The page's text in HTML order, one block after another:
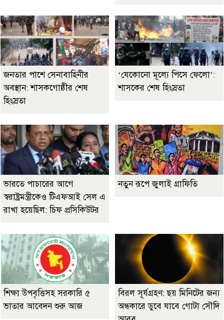
জনতার পাশে সেনাবাহিনীর
অবস্থান: শাসকগোষ্ঠীর শেষ
হিংস্রতা
‘যেকোনো মূল্যে পিসে ফেলো’:
শাসকের শেষ হিংস্রতা
ভারতে পাচারের আগে
স্বরাষ্ট্রমন্ত্রীকেও টিএফআই সেল এ
রাখা হয়েছিল: চিফ প্রসিকিউটর
নতুন রূপে জুলাই গ্রাফিতি
শিক্ষা উপবৃত্তিসহ সরকারি ৫
ভাতার আবেদন শুরু আজ
বিরল সূর্যগ্রহণ: ছয় মিনিটের জন্য
অন্ধকারে ডুবে যাবে গোটা সৌদি